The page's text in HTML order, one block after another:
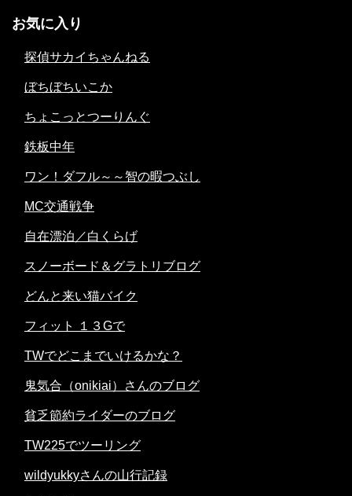
お気に入り
探偵サカイちゃんねる
ぼちぼちいこか
ちょこっとつーりんぐ
鉄板中年
ワン！ダフル～～智の暇つぶし
MC交通戦争
自在漂泊／白くらげ
スノーボード＆グラトリブログ
どんと来い猫バイク
フィット １３Gで
TWでどこまでいけるかな？
鬼気合（onikiai）さんのブログ
貧乏節約ライダーのブログ
TW225でツーリング
wildyukkyさんの山行記録